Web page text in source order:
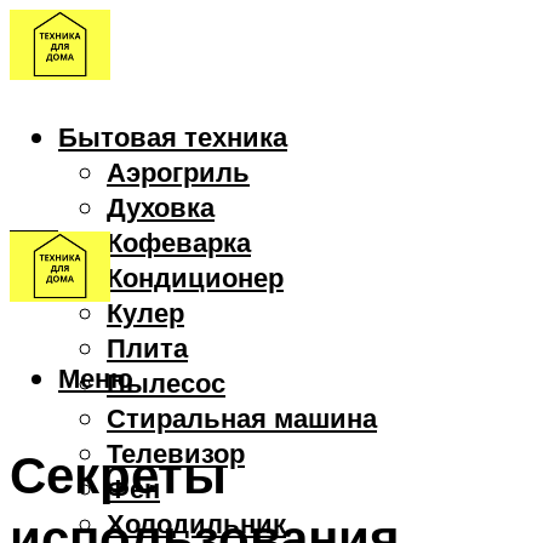
Бытовая техника
Аэрогриль
Духовка
Кофеварка
Кондиционер
Кулер
Плита
Пылесос
Стиральная машина
Телевизор
Фен
Холодильник
Меню
Секреты